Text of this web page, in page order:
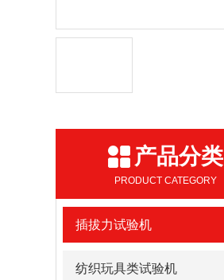
产品分类
PRODUCT CATEGORY
插拔力试验机
纺织玩具类试验机